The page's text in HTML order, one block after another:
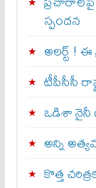
స్పందన
అల‌ర్ట్ !
టీపీసీసీ
ఒడిశా నైనీ
అన్ని
కొత్త